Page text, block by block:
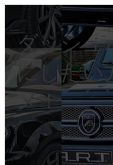
ダッシュ
にしたい
メ！